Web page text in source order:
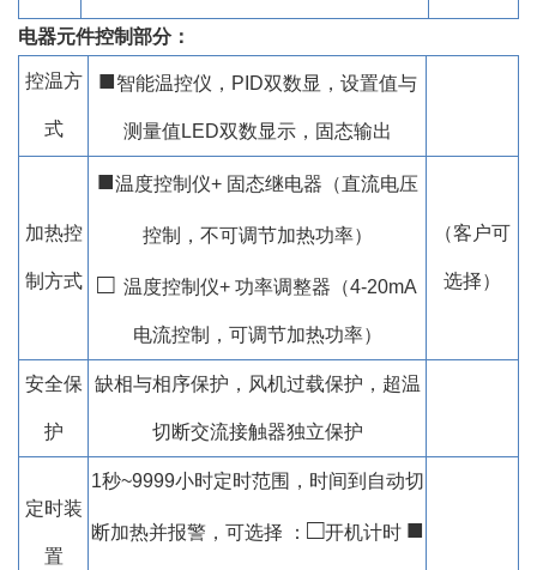
电器元件控制部分：
控温方
式
■智能温控仪，PID双数显，设置值与
测量值LED双数显示，固态输出
加热控
制方式
■温度控制仪+ 固态继电器（直流电压
控制，不可调节加热功率）
□ 温度控制仪+ 功率调整器（4-20mA
电流控制，可调节加热功率）
（客户可
选择）
安全保
护
缺相与相序保护，风机过载保护，超温
切断交流接触器独立保护
定时装
置
1秒~9999小时定时范围，时间到自动切
断加热并报警，可选择 ： □开机计时 ■